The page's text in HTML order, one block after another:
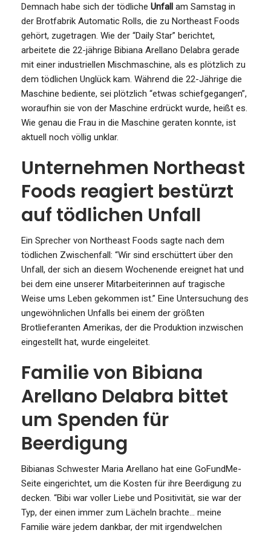
Demnach habe sich der tödliche Unfall am Samstag in
der Brotfabrik Automatic Rolls, die zu Northeast Foods
gehört, zugetragen. Wie der “Daily Star” berichtet,
arbeitete die 22-jährige Bibiana Arellano Delabra gerade
mit einer industriellen Mischmaschine, als es plötzlich zu
dem tödlichen Unglück kam. Während die 22-Jährige die
Maschine bediente, sei plötzlich “etwas schiefgegangen”,
woraufhin sie von der Maschine erdrückt wurde, heißt es.
Wie genau die Frau in die Maschine geraten konnte, ist
aktuell noch völlig unklar.
Unternehmen Northeast
Foods reagiert bestürzt
auf tödlichen Unfall
Ein Sprecher von Northeast Foods sagte nach dem
tödlichen Zwischenfall: “Wir sind erschüttert über den
Unfall, der sich an diesem Wochenende ereignet hat und
bei dem eine unserer Mitarbeiterinnen auf tragische
Weise ums Leben gekommen ist.” Eine Untersuchung des
ungewöhnlichen Unfalls bei einem der größten
Brotlieferanten Amerikas, der die Produktion inzwischen
eingestellt hat, wurde eingeleitet.
Familie von Bibiana
Arellano Delabra bittet
um Spenden für
Beerdigung
Bibianas Schwester Maria Arellano hat eine GoFundMe-
Seite eingerichtet, um die Kosten für ihre Beerdigung zu
decken. “Bibi war voller Liebe und Positivität, sie war der
Typ, der einen immer zum Lächeln brachte… meine
Familie wäre jedem dankbar, der mit irgendwelchen